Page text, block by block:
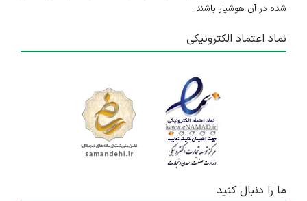
شده در آن هوشیار باشند.
نماد اعتماد الکترونیکی
ما را دنبال کنید